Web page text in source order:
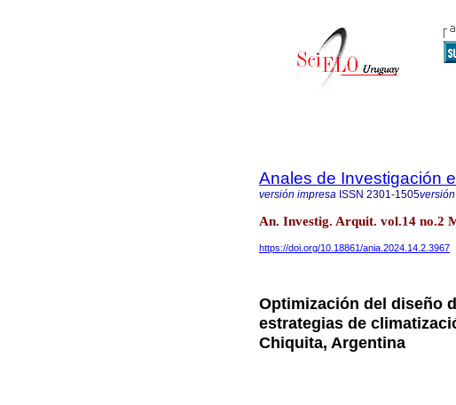
Anales de Investigación
versión impresa ISSN 2301-1505
An. Investig. Arquit. vol.14 no.2
https://doi.org/10.18861/ania.2024.14.2.3967
Optimización del diseño
estrategias de
Chiquita, Argentina